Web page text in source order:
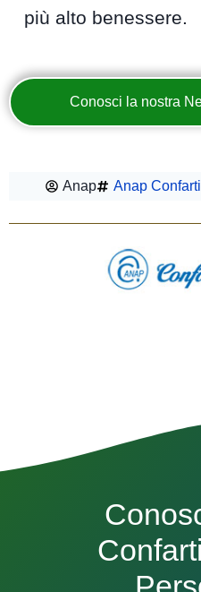
più alto benessere.
Conosci la nostra
Anap Anap